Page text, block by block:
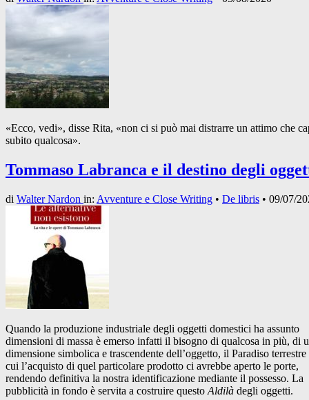
«Ecco, vedi», disse Rita, «non ci si può mai distrarre un attimo che
subito qualcosa».
Tommaso Labranca e il destino degli
di Walter Nardon in: Avventure e Close Writing • De libris • 09/07/
Quando la produzione industriale degli oggetti domestici ha assunto
dimensioni di massa è emerso infatti il bisogno di qualcosa in più, di
dimensione simbolica e trascendente dell’oggetto, il Paradiso terrestre
cui l’acquisto di quel particolare prodotto ci avrebbe aperto le porte,
rendendo definitiva la nostra identificazione mediante il possesso. La
pubblicità in fondo è servita a costruire questo Aldilà degli oggetti.